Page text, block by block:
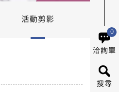
0
洽詢單
搜尋
活動剪影